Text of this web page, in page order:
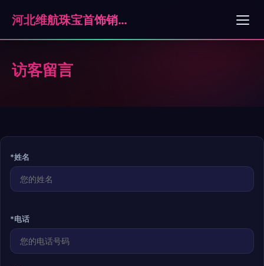
河北维航珠宝首饰销售有限公司石家庄分公司
访客留言
*姓名
*电话